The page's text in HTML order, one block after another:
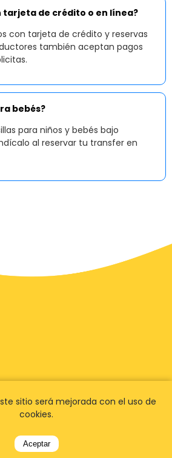
tarjeta de crédito o en línea?
con tarjeta de crédito y reservas
también aceptan pagos
bebés?
para niños y bebés bajo
al reservar tu transfer en
sitio será mejorada con el uso de
cookies.
Aceptar